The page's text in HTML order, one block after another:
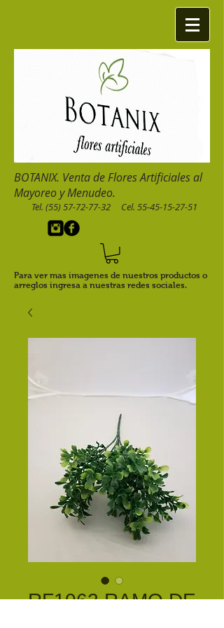
BOTANIX. Venta de Flores Artificiales al
Mayoreo y Menudeo.
Tel. (55) 57-72-77-32 Cel. 55-45-15-27-51
Para ver mas imagenes de nuestros productos o
arreglos ingresa a nuestras redes sociales.
RF1062 RAMO DE